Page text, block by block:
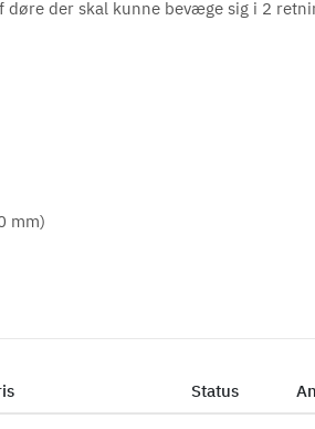
der skal kunne bevæge sig i 2
mm)
Status